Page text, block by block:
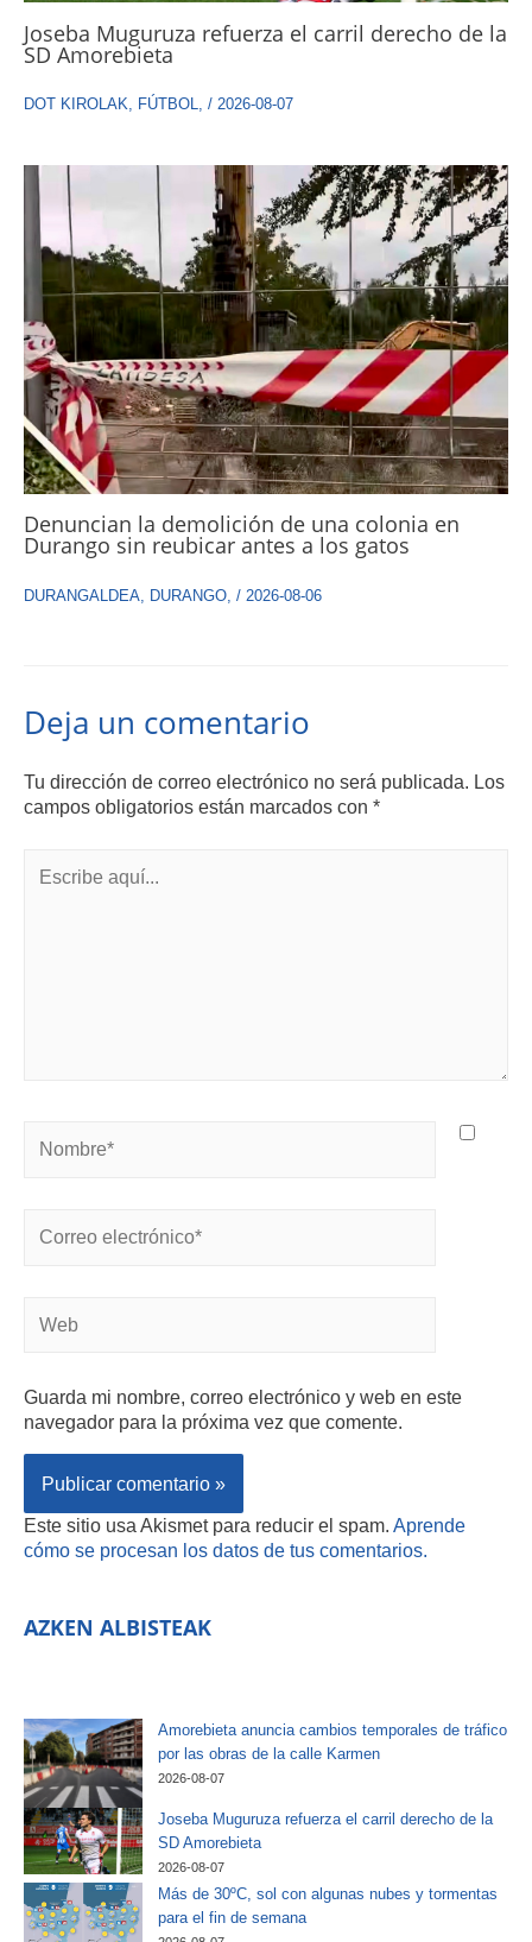
Joseba Muguruza refuerza el carril derecho de la
SD Amorebieta
DOT KIROLAK, FÚTBOL, / 2026-08-07
Denuncian la demolición de una colonia en
Durango sin reubicar antes a los gatos
DURANGALDEA DURANGO / 2026-08-06
Deja un comentario
Tu dirección de correo electrónico no será publicada. Los
campos obligatorios están marcados con *
Guarda mi nombre, correo electrónico y web en este
navegador para la próxima vez que comente.
Este sitio usa Akismet para reducir el spam. Aprende
cómo se procesan los datos de tus comentarios.
AZKEN ALBISTEAK
Amorebieta anuncia cambios temporales de tráfico
por las obras de la calle Karmen
2026-08-07
Joseba Muguruza refuerza el carril derecho de la
SD Amorebieta
2026-08-07
Más de 30ºC, sol con algunas nubes y tormentas
para el fin de semana